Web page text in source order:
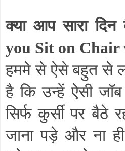
क्या आप सारा
you Sit on Chair
हममे से ऐसे बहुत से
है कि उन्हें ऐसी
सिर्फ कुर्सी पर बैठे
जाना पड़े और ना